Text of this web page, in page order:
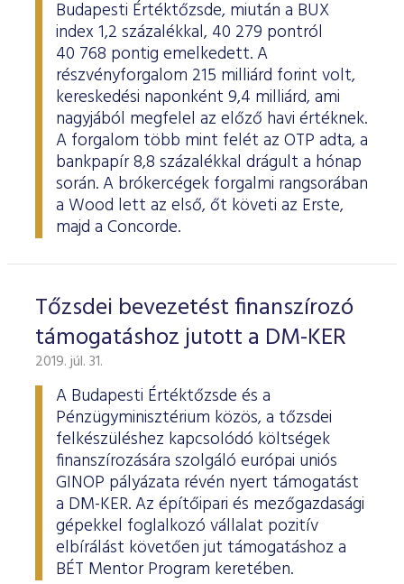
Budapesti Értéktőzsde, miután a BUX
index 1,2 százalékkal, 40 279 pontról
40 768 pontig emelkedett. A
részvényforgalom 215 milliárd forint volt,
kereskedési naponként 9,4 milliárd, ami
nagyjából megfelel az előző havi értéknek.
A forgalom több mint felét az OTP adta, a
bankpapír 8,8 százalékkal drágult a hónap
során. A brókercégek forgalmi rangsorában
a Wood lett az első, őt követi az Erste,
majd a Concorde.
Tőzsdei bevezetést finanszírozó
támogatáshoz jutott a DM-KER
2019. júl. 31.
A Budapesti Értéktőzsde és a
Pénzügyminisztérium közös, a tőzsdei
felkészüléshez kapcsolódó költségek
finanszírozására szolgáló európai uniós
GINOP pályázata révén nyert támogatást
a DM-KER. Az építőipari és mezőgazdasági
gépekkel foglalkozó vállalat pozitív
elbírálást követően jut támogatáshoz a
BÉT Mentor Program keretében.